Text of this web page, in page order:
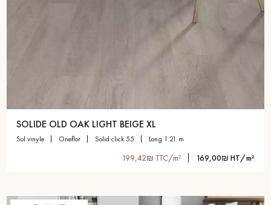
SOLIDE OLD OAK LIGHT BEIGE XL
sol vinyle oneflor solid click 55 long 1.21 m
199,42₪ TTC/m² 169,00₪ HT/m²